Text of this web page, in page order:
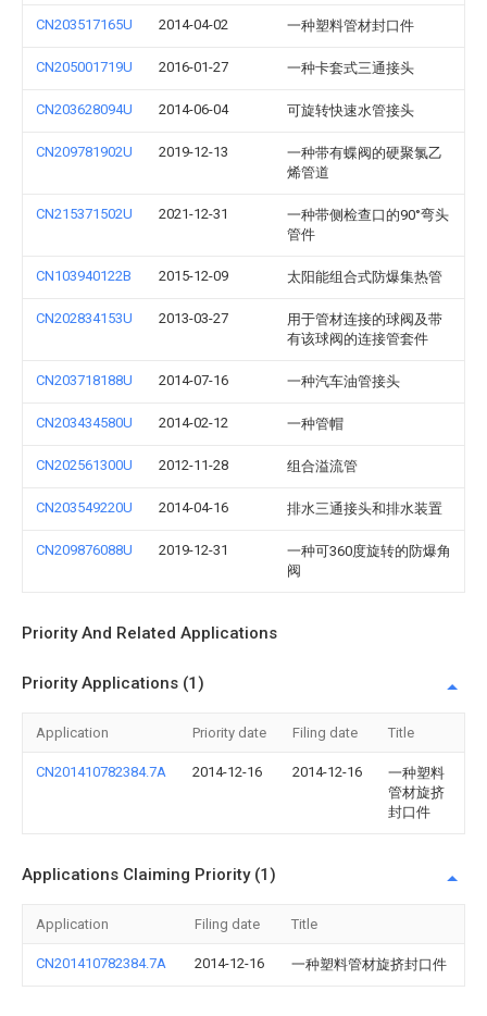
CN203517165U 2014-04-02 一种塑料管材封口件
CN205001719U 2016-01-27 一种卡套式三通接头
CN203628094U 2014-06-04 可旋转快速水管接头
CN209781902U 2019-12-13
一种带有蝶阀的硬聚氯乙
烯管道
CN215371502U 2021-12-31
一种带侧检查口的90°弯头
管件
CN103940122B 2015-12-09 太阳能组合式防爆集热管
CN202834153U 2013-03-27
用于管材连接的球阀及带
有该球阀的连接管套件
CN203718188U 2014-07-16 一种汽车油管接头
CN203434580U 2014-02-12 一种管帽
CN202561300U 2012-11-28 组合溢流管
CN203549220U 2014-04-16 排水三通接头和排水装置
CN209876088U 2019-12-31
一种可360度旋转的防爆角
阀
Priority And Related Applications
Priority Applications (1)
Application Priority date Filing date Title
CN201410782384.7A 2014-12-16 2014-12-16
一种塑料
管材旋挤
封口件
Applications Claiming Priority (1)
Application Filing date Title
CN201410782384.7A 2014-12-16 一种塑料管材旋挤封口件